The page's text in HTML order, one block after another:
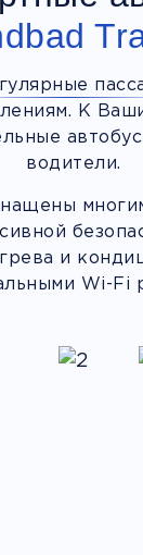
К
водители.
и
Wi-Fi